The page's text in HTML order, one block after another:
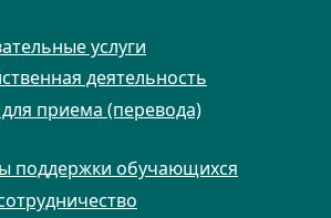
услуги
деятельность
приема (перевода)
поддержки обучающихся